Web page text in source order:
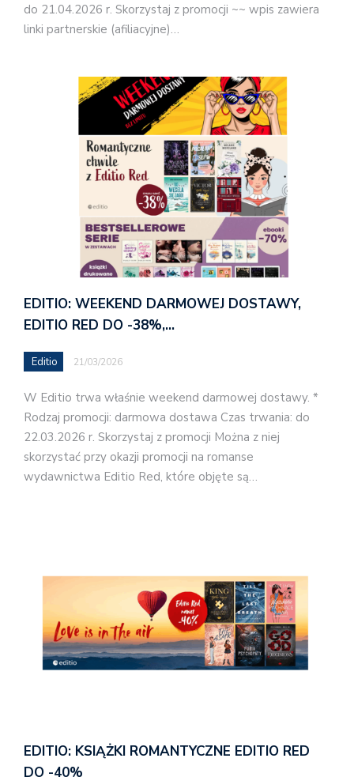
do 21.04.2026 r. Skorzystaj z promocji ~~ wpis zawiera
linki partnerskie (afiliacyjne)…
EDITIO: WEEKEND DARMOWEJ DOSTAWY,
EDITIO RED DO -38%,…
Editio 21/03/2026
W Editio trwa właśnie weekend darmowej dostawy. *
Rodzaj promocji: darmowa dostawa Czas trwania: do
22.03.2026 r. Skorzystaj z promocji Można z niej
skorzystać przy okazji promocji na romanse
wydawnictwa Editio Red, które objęte są…
EDITIO: KSIĄŻKI ROMANTYCZNE EDITIO RED
DO -40%